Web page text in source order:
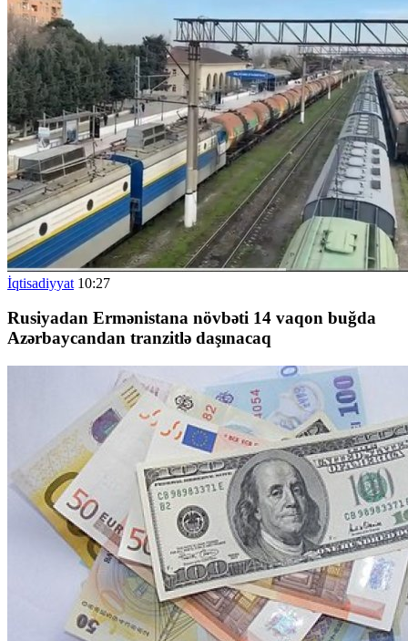
İqtisadiyyat 10:27
Rusiyadan Ermənistana növbəti 14 vaqon buğda
Azərbaycandan tranzitlə daşınacaq